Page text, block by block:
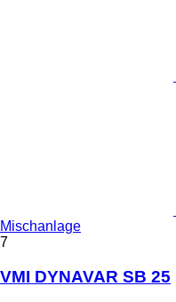
Mischanlage
7
VMI DYNAVAR SB 25